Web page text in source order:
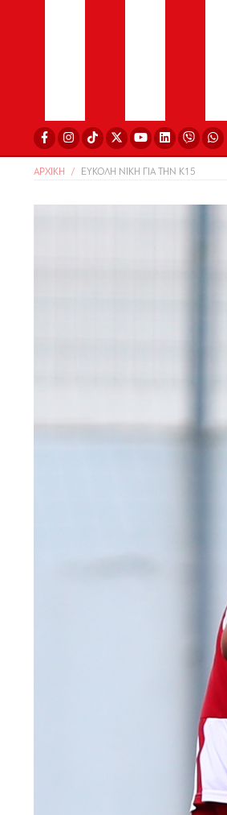
ΑΡΧΙΚΗ ΕΥΚΟΛΗ ΝΙΚΗ ΓΙΑ ΤΗΝ Κ15